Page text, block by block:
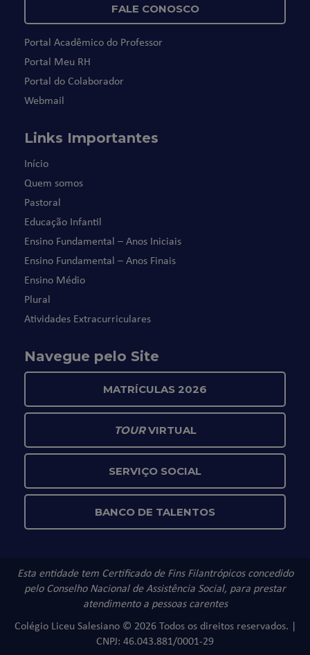
FALE CONOSCO
Portal Acadêmico do Professor
Portal Meu RH
Portal do Colaborador
Webmail
Links Importantes
Início
Quem somos
Pastoral
Educação Infantil
Ensino Fundamental – Anos Iniciais
Ensino Fundamental – Anos Finais
Ensino Médio
Plural
Atividades Extracurriculares
Navegue pelo Site
MATRÍCULAS 2026
TOURVIRTUAL
SERVIÇO SOCIAL
BANCO DE TALENTOS
Esta entidade tem Certificado de Fins Filantrópicos concedido
pelo Conselho Nacional de Assistência Social, para prestar
atendimento a pessoas carentes
Colégio Liceu Salesiano © 2026 Todos os direitos reservados. |
CNPJ: 46.043.881/0001-29